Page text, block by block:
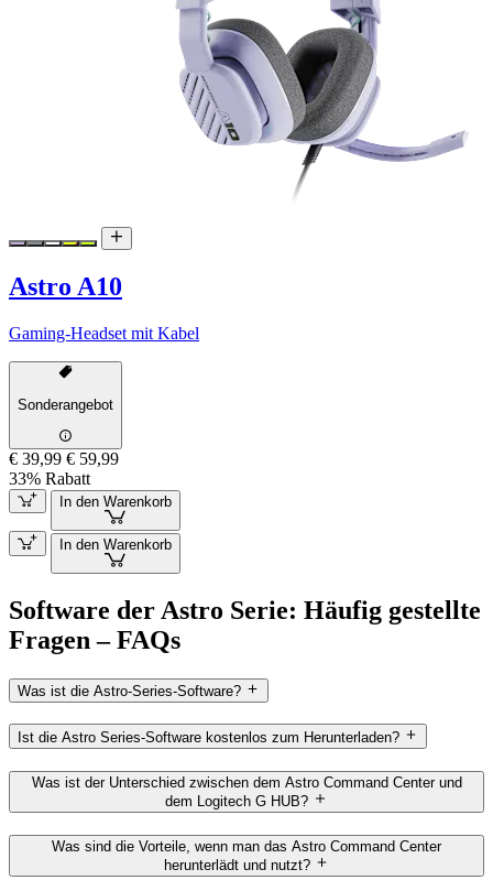
Astro A10
Gaming-Headset mit Kabel
Sonderangebot
€ 39,99 € 59,99
33% Rabatt
In den Warenkorb
In den Warenkorb
Software der Astro Serie: Häufig gestellte
Fragen – FAQs
Was ist die Astro-Series-Software?
Ist die Astro Series-Software kostenlos zum Herunterladen?
Was ist der Unterschied zwischen dem Astro Command Center und
dem Logitech G HUB?
Was sind die Vorteile, wenn man das Astro Command Center
herunterlädt und nutzt?